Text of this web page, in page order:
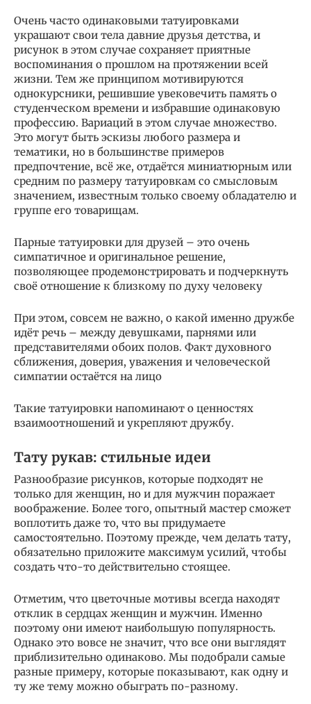
Очень часто одинаковыми татуировками
украшают свои тела давние друзья детства, и
рисунок в этом случае сохраняет приятные
воспоминания о прошлом на протяжении всей
жизни. Тем же принципом мотивируются
однокурсники, решившие увековечить память о
студенческом времени и избравшие одинаковую
профессию. Вариаций в этом случае множество.
Это могут быть эскизы любого размера и
тематики, но в большинстве примеров
предпочтение, всё же, отдаётся миниатюрным или
средним по размеру татуировкам со смысловым
значением, известным только своему обладателю и
группе его товарищам.
Парные татуировки для друзей – это очень
симпатичное и оригинальное решение,
позволяющее продемонстрировать и подчеркнуть
своё отношение к близкому по духу человеку
При этом, совсем не важно, о какой именно дружбе
идёт речь – между девушками, парнями или
представителями обоих полов. Факт духовного
сближения, доверия, уважения и человеческой
симпатии остаётся на лицо
Такие татуировки напоминают о ценностях
взаимоотношений и укрепляют дружбу.
Тату рукав: стильные идеи
Разнообразие рисунков, которые подходят не
только для женщин, но и для мужчин поражает
воображение. Более того, опытный мастер сможет
воплотить даже то, что вы придумаете
самостоятельно. Поэтому прежде, чем делать тату,
обязательно приложите максимум усилий, чтобы
создать что-то действительно стоящее.
Отметим, что цветочные мотивы всегда находят
отклик в сердцах женщин и мужчин. Именно
поэтому они имеют наибольшую популярность.
Однако это вовсе не значит, что все они выглядят
приблизительно одинаково. Мы подобрали самые
разные примеру, которые показывают, как одну и
ту же тему можно обыграть по-разному.